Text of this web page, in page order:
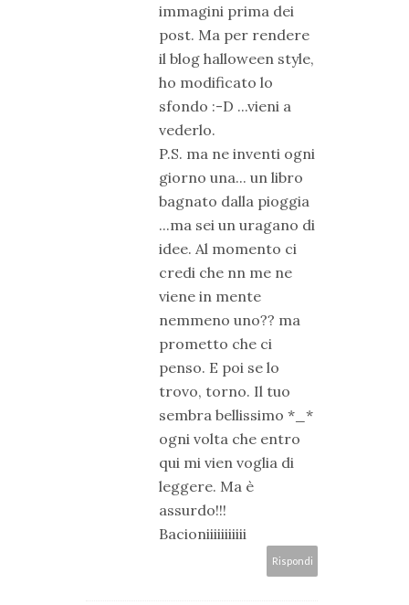
immagini prima dei
post. Ma per rendere
il blog halloween style,
ho modificato lo
sfondo :-D ...vieni a
vederlo.
P.S. ma ne inventi ogni
giorno una... un libro
bagnato dalla pioggia
...ma sei un uragano di
idee. Al momento ci
credi che nn me ne
viene in mente
nemmeno uno?? ma
prometto che ci
penso. E poi se lo
trovo, torno. Il tuo
sembra bellissimo *_*
ogni volta che entro
qui mi vien voglia di
leggere. Ma è
assurdo!!!
Bacioniiiiiiiiiii
Rispondi